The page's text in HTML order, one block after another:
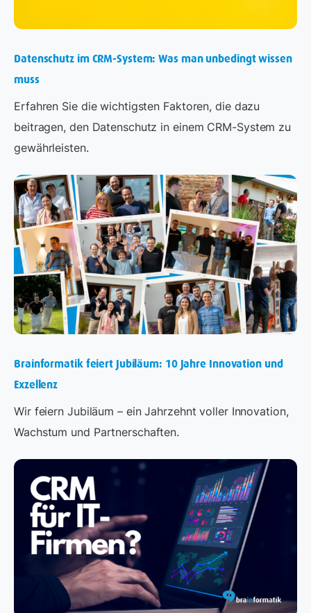
Datenschutz im CRM-System: Was man unbedingt wissen
muss
Erfahren Sie die wichtigsten Faktoren, die dazu
beitragen, den Datenschutz in einem CRM-System zu
gewährleisten.
Brainformatik feiert Jubiläum: 10 Jahre Innovation und
Exzellenz
Wir feiern Jubiläum – ein Jahrzehnt voller Innovation,
Wachstum und Partnerschaften.